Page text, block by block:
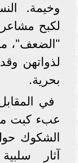
وخيمة.
لكبح
"الضعف"،
لذواتهن
بحرية.
في
عبء كبت
الشكوك
آثار